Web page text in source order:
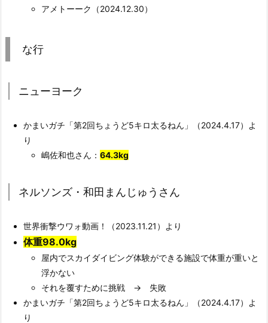
アメトーーク（2024.12.30）
な行
ニューヨーク
かまいガチ「第2回ちょうど5キロ太るねん」（2024.4.17）よ
り
嶋佐和也さん： 64.3kg
ネルソンズ・和田まんじゅうさん
世界衝撃ウワォ動画！（2023.11.21）より
体重98.0kg
屋内でスカイダイビング体験ができる施設で体重が重いと
浮かない
それを覆すために挑戦 → 失敗
かまいガチ「第2回ちょうど5キロ太るねん」（2024.4.17）よ
り